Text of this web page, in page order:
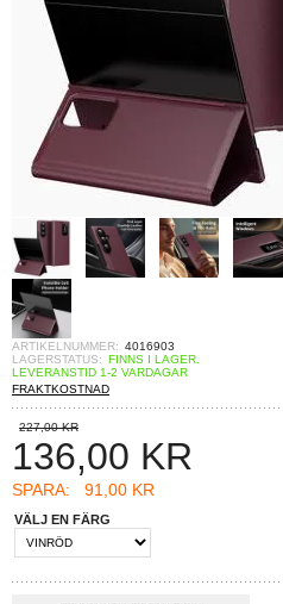
ARTIKELNUMMER: 4016903
LAGERSTATUS: FINNS I LAGER.
LEVERANSTID 1-2 VARDAGAR
FRAKTKOSTNAD
227,00 KR
136,00 KR
SPARA: 91,00 KR
VÄLJ EN FÄRG